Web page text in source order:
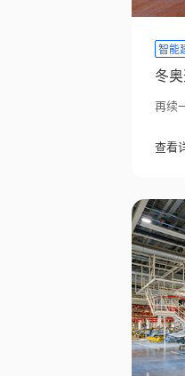
智能
冬
再续
查看